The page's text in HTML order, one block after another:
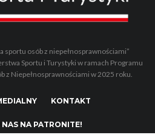
sportu osób z niepełnosprawnościami”
Sportu i Turystyki w ramach Programu
z Niepełnosprawnościami w 2025 roku.
KONTAKT
NA PATRONITE!